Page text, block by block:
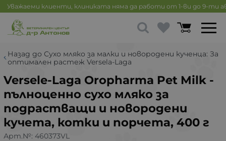
Уважаеми клиенти, клиниката няма да работи от 1-ви до 9-ти
Назад до Сухо мляко за малки и новородени кученца: За
оптимален растеж Versela-Laga
Versele-Laga Oropharma Pet Milk -
пълноценно сухо мляко за
подрастващи и новородени
кучета, котки и порчета, 400 г
Арт.№: 460373VL